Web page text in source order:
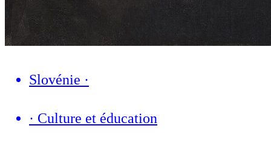
Slovénie ·
· Culture et éducation